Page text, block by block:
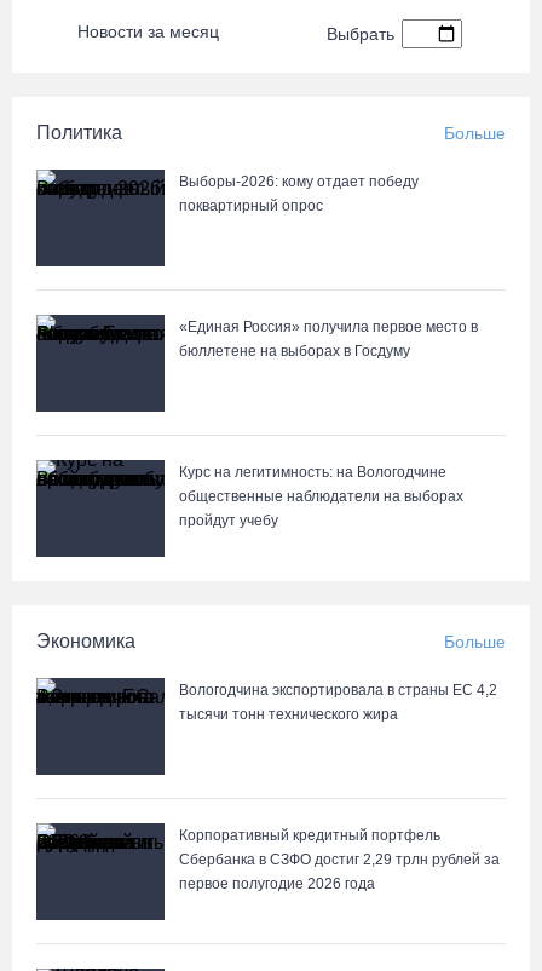
Новости за месяц Выбрать
Политика Больше
Выборы-2026: кому отдает победу
поквартирный опрос
«Единая Россия» получила первое место в
бюллетене на выборах в Госдуму
Курс на легитимность: на Вологодчине
общественные наблюдатели на выборах
пройдут учебу
Экономика Больше
Вологодчина экспортировала в страны ЕС 4,2
тысячи тонн технического жира
Корпоративный кредитный портфель
Сбербанка в СЗФО достиг 2,29 трлн рублей за
первое полугодие 2026 года